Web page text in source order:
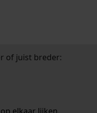
of juist breder: